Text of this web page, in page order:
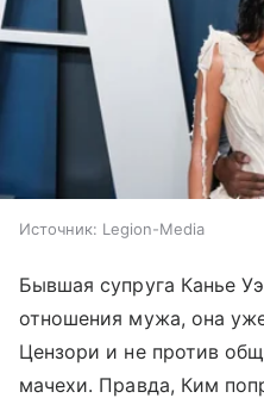
Источник: Legion-Media
Бывшая супруга Канье
отношения мужа, она
Цензори и не против
мачехи. Правда, Ким